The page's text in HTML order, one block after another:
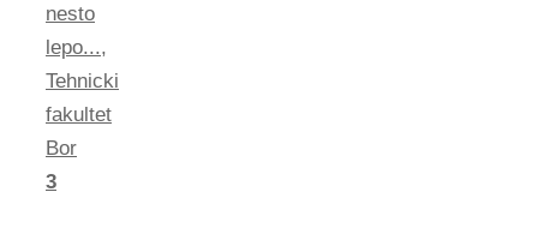
nesto
lepo...,
Tehnicki
fakultet
Bor
3